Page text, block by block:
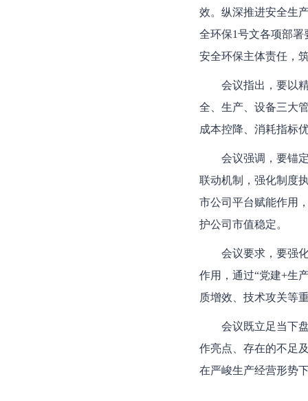
效。纵深推进安全生
全环保1号文各项部
安全环保主体责任，
会议指出，要以
全、生产、设备三大
成本控降、消耗指标
会议强调，要锚
联动机制，强化制度
市公司平台赋能作用
护公司市值稳定。
会议要求，要强
作用，通过“党建+生
质增效、技术攻关等
会议既立足当下
作亮点、存在的不足
在严峻生产经营形势